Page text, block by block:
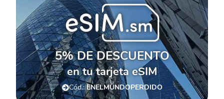
5% DE DESCUENTO
en tu tarjeta eSIM
Cód.:ENELMUNDOPERDIDO